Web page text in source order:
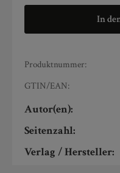
In
Produktnummer:
GTIN/EAN:
Autor(en):
Seitenzahl:
Verlag / Hersteller: